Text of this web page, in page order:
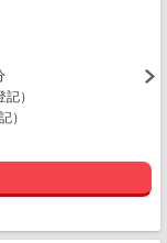
）
）